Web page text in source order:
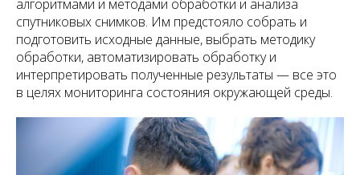
алгоритмами и методами обработки и анализа
спутниковых снимков. Им предстояло собрать и
подготовить исходные данные, выбрать методику
обработки, автоматизировать обработку и
интерпретировать полученные результаты — все это
в целях мониторинга состояния окружающей среды.